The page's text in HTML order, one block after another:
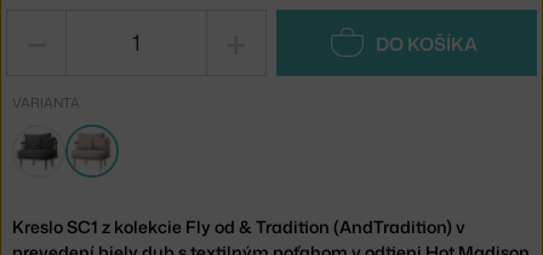
DO KOŠÍKA
VARIANTA
Kreslo SC1 z kolekcie Fly od & Tradition (AndTradition) v